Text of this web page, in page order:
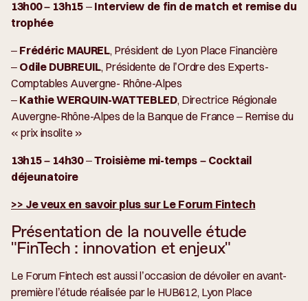
13h00 – 13h15– Interview de fin de match et remise du
trophée
– Frédéric MAUREL, Président de Lyon Place Financière
– Odile DUBREUIL, Présidente de l’Ordre des Experts-
Comptables Auvergne- Rhône-Alpes
– Kathie WERQUIN-WATTEBLED, Directrice Régionale
Auvergne-Rhône-Alpes de la Banque de France – Remise du
« prix insolite »
13h15 – 14h30–Troisième mi-temps – Cocktail
déjeunatoire
>> Je veux en savoir plus sur Le Forum Fintech
Présentation de la nouvelle étude
"FinTech : innovation et enjeux"
Le Forum Fintech est aussi l’occasion de dévoiler en avant-
première l’étude réalisée par le HUB612, Lyon Place